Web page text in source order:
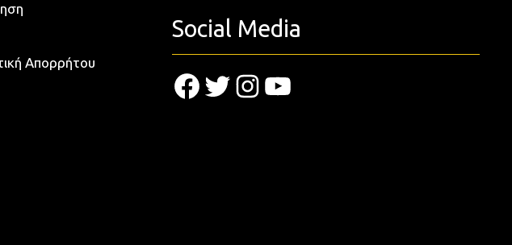
Απορρήτου
Social Media
Facebook
TwitterInstagram
YouTube